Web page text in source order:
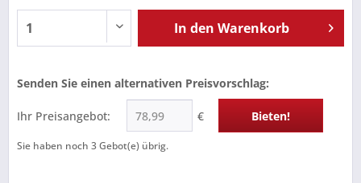
In den Warenkorb
Senden Sie einen alternativen Preisvorschlag:
Ihr Preisangebot: € Bieten!
Sie haben noch 3Gebot(e) übrig.